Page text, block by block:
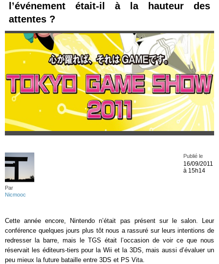
l’événement était-il à la hauteur des
attentes ?
Par
Nicmooc
Publié le
16/09/2011
à 15h14
Cette année encore, Nintendo n’était pas présent sur le salon. Leur
conférence quelques jours plus tôt nous a rassuré sur leurs intentions de
redresser la barre, mais le TGS était l’occasion de voir ce que nous
réservait les éditeurs-tiers pour la Wii et la 3DS, mais aussi d’évaluer un
peu mieux la future bataille entre 3DS et PS Vita.